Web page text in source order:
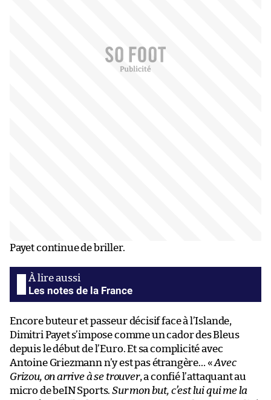
Payet continue de briller.
Les notes de la France
Encore buteur et passeur décisif face à l’Islande,
Dimitri Payet s’impose comme un cador des Bleus
depuis le début de l’Euro. Et sa complicité avec
Antoine Griezmann n’y est pas étrangère… «Avec
Grizou, on arrive à se trouver, a confié l’attaquant au
micro de beIN Sports.Sur mon but, c’est lui qui me la